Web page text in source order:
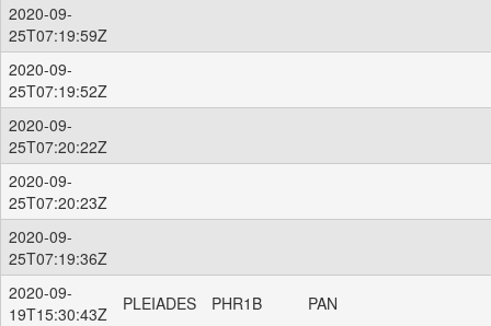
2020-09-
25T07:19:59Z
2020-09-
25T07:19:52Z
2020-09-
25T07:20:22Z
2020-09-
25T07:20:23Z
2020-09-
25T07:19:36Z
2020-09-
19T15:30:43Z
PLEIADES PHR1B PAN